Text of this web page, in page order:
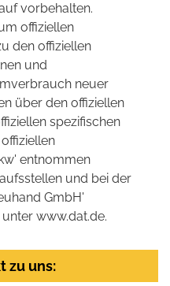
vorbehalten.
offiziellen
den offiziellen
und
neuer
über den offiziellen
spezifischen
entnommen
und bei der
GmbH'
www.dat.de.
zu uns: